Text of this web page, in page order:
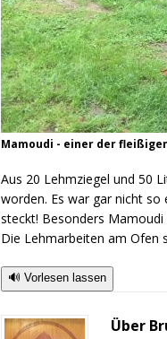
Mamoudi - einer der
Aus 20 Lehmziegel und 50
worden. Es war gar nicht
steckt! Besonders Mamoudi
Die Lehmarbeiten am Ofen
🔊 Vorlesen lassen
Über